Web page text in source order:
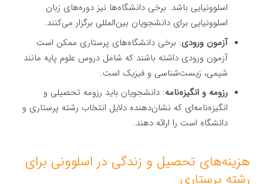
اسلوونیایی باشد. برخی دانشگاه‌ها نیز دوره‌های زبان
اسلوونیایی برای دانشجویان بین‌المللی برگزار می‌کنند.
آزمون ورودی: برخی دانشگاه‌های پرستاری ممکن است
آزمون ورودی داشته باشند که شامل دروس علوم پایه مانند
شیمی، زیست‌شناسی و فیزیک است.
رزومه و انگیزه‌نامه: دانشجویان باید رزومه تحصیلی و
انگیزه‌نامه‌ای که نشان‌دهنده دلایل انتخاب رشته پرستاری و
دانشگاه است را ارائه دهند.
هزینه‌های تحصیل و زندگی در اسلوونی برای
رشته پرستاری